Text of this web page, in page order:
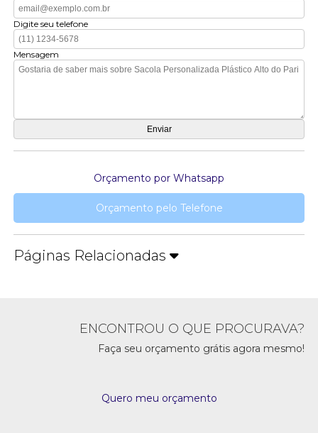
Digite seu telefone
Mensagem
Orçamento por Whatsapp
Orçamento pelo Telefone
Páginas Relacionadas
ENCONTROU O QUE PROCURAVA?
Faça seu orçamento grátis agora mesmo!
Quero meu orçamento